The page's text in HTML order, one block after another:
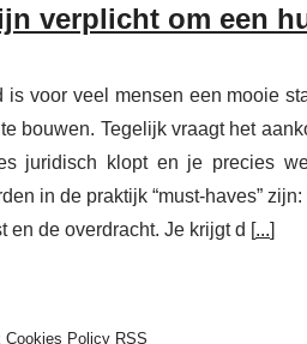
verplicht om een
voor veel mensen een mooie
bouwen. Tegelijk vraagt het
juridisch klopt en je precies
in de praktijk “must-haves”
en de overdracht. Je krijgt d [...]
Cookies Policy RSS